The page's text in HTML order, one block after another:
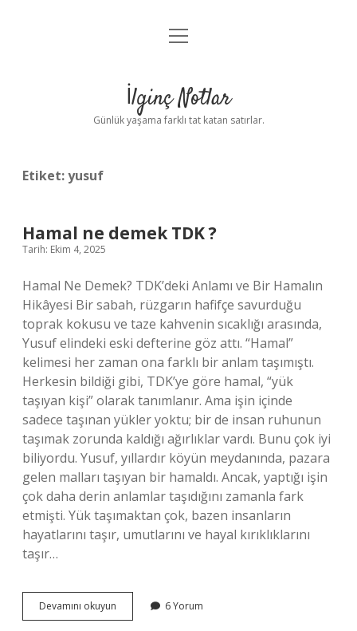
Anasayfa
Yasal Uyarı
menüyü
İlginç Notlar
Günlük yaşama farklı tat katan satırlar.
Etiket:yusuf
Hamal ne demek TDK ?
Tarih: Ekim 4, 2025
Hamal Ne Demek? TDK’deki Anlamı ve Bir Hamalın
Hikâyesi Bir sabah, rüzgarın hafifçe savurduğu
toprak kokusu ve taze kahvenin sıcaklığı arasında,
Yusuf elindeki eski defterine göz attı. “Hamal”
kelimesi her zaman ona farklı bir anlam taşımıştı.
Herkesin bildiği gibi, TDK’ye göre hamal, “yük
taşıyan kişi” olarak tanımlanır. Ama işin içinde
sadece taşınan yükler yoktu; bir de insan ruhunun
taşımak zorunda kaldığı ağırlıklar vardı. Bunu çok iyi
biliyordu. Yusuf, yıllardır köyün meydanında, pazara
gelen malları taşıyan bir hamaldı. Ancak, yaptığı işin
çok daha derin anlamlar taşıdığını zamanla fark
etmişti. Yük taşımaktan çok, bazen insanların
hayatlarını taşır, umutlarını ve hayal kırıklıklarını
taşır…
Devamını okuyun
ne
6 Yorum